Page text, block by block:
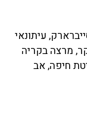
עיתונאי
מרצה בקריה
חיפה, אב